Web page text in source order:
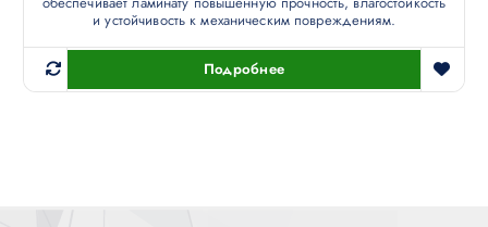
и устойчивость к механическим повреждениям.
Подробнее